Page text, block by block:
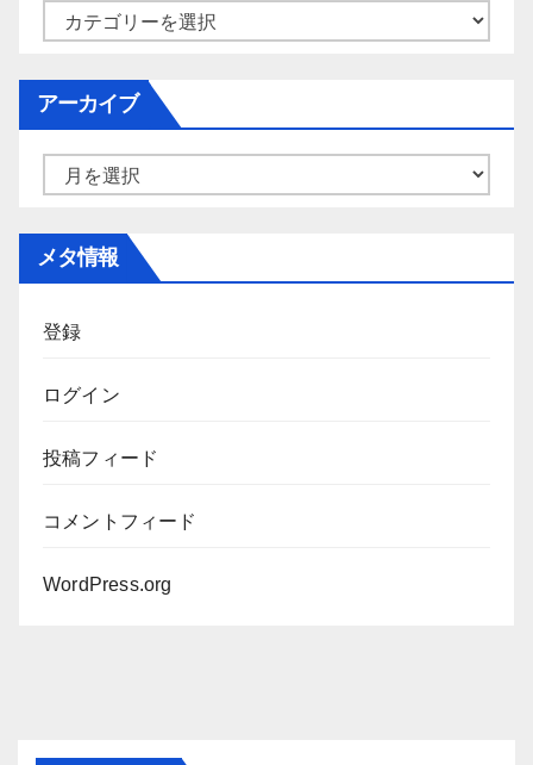
ー
アーカイブ
メタ情報
登録
ログイン
投稿フィード
コメントフィード
WordPress.org